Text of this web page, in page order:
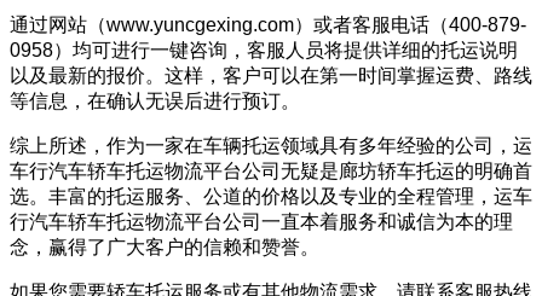
通过网站（www.yuncgexing.com）或者客服电话（400-879-
0958）均可进行一键咨询，客服人员将提供详细的托运说明
以及最新的报价。这样，客户可以在第一时间掌握运费、路线
等信息，在确认无误后进行预订。
综上所述，作为一家在车辆托运领域具有多年经验的公司，运
车行汽车轿车托运物流平台公司无疑是廊坊轿车托运的明确首
选。丰富的托运服务、公道的价格以及专业的全程管理，运车
行汽车轿车托运物流平台公司一直本着服务和诚信为本的理
念，赢得了广大客户的信赖和赞誉。
如果您需要轿车托运服务或有其他物流需求，请联系客服热线